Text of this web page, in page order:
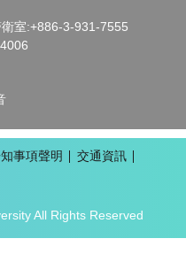
室:+886-3-931-7555
事項聲明
交通資訊
All Rights Reserved